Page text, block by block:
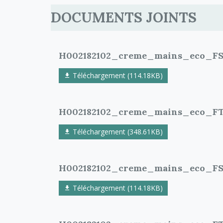
DOCUMENTS JOINTS
H002182102_creme_mains_eco_FS
Téléchargement (114.18KB)
Téléchargement (348.61KB)
H002182102_creme_mains_eco_FS
Téléchargement (114.18KB)